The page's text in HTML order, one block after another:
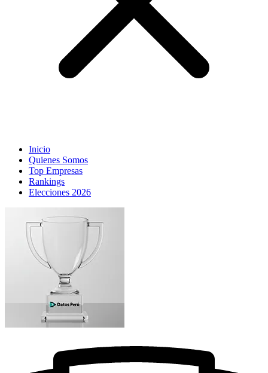
Inicio
Quienes Somos
Top Empresas
Rankings
Elecciones 2026